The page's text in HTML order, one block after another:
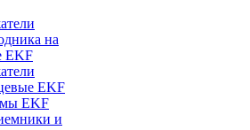
на
EKF
EKF
EKF
и